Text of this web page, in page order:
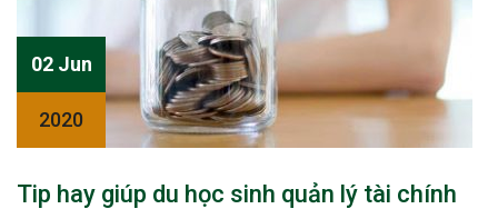
02 Jun
2020
Tip hay giúp du học sinh quản lý tài chính